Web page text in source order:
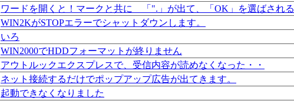
ワードを開くと！マークと共に 「".」が出て、「OK」を選ばされる
WIN2KがSTOPエラーでシャットダウンします。
いろ
WIN2000でHDDフォーマットが終りません
アウトルックエクスプレスで、受信内容が読めなくなった・・
ネット接続するだけでポップアップ広告が出てきます。
起動できなくなりました